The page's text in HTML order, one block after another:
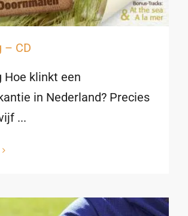
– CD
Hoe klinkt een
in Nederland? Precies
...